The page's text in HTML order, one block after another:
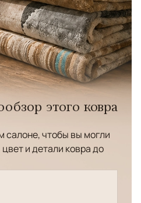
этого ковра
чтобы вы могли
и детали ковра до